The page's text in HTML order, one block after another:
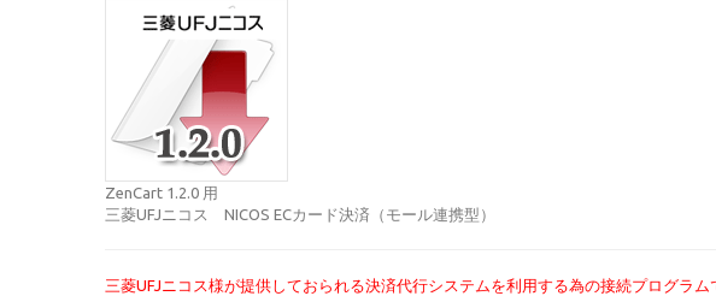
ZenCart 1.2.0 用
三菱UFJニコス NICOS ECカード決済（モール連携型）
三菱UFJニコス様が提供しておられる決済代行システムを利用する為の接続プログラム